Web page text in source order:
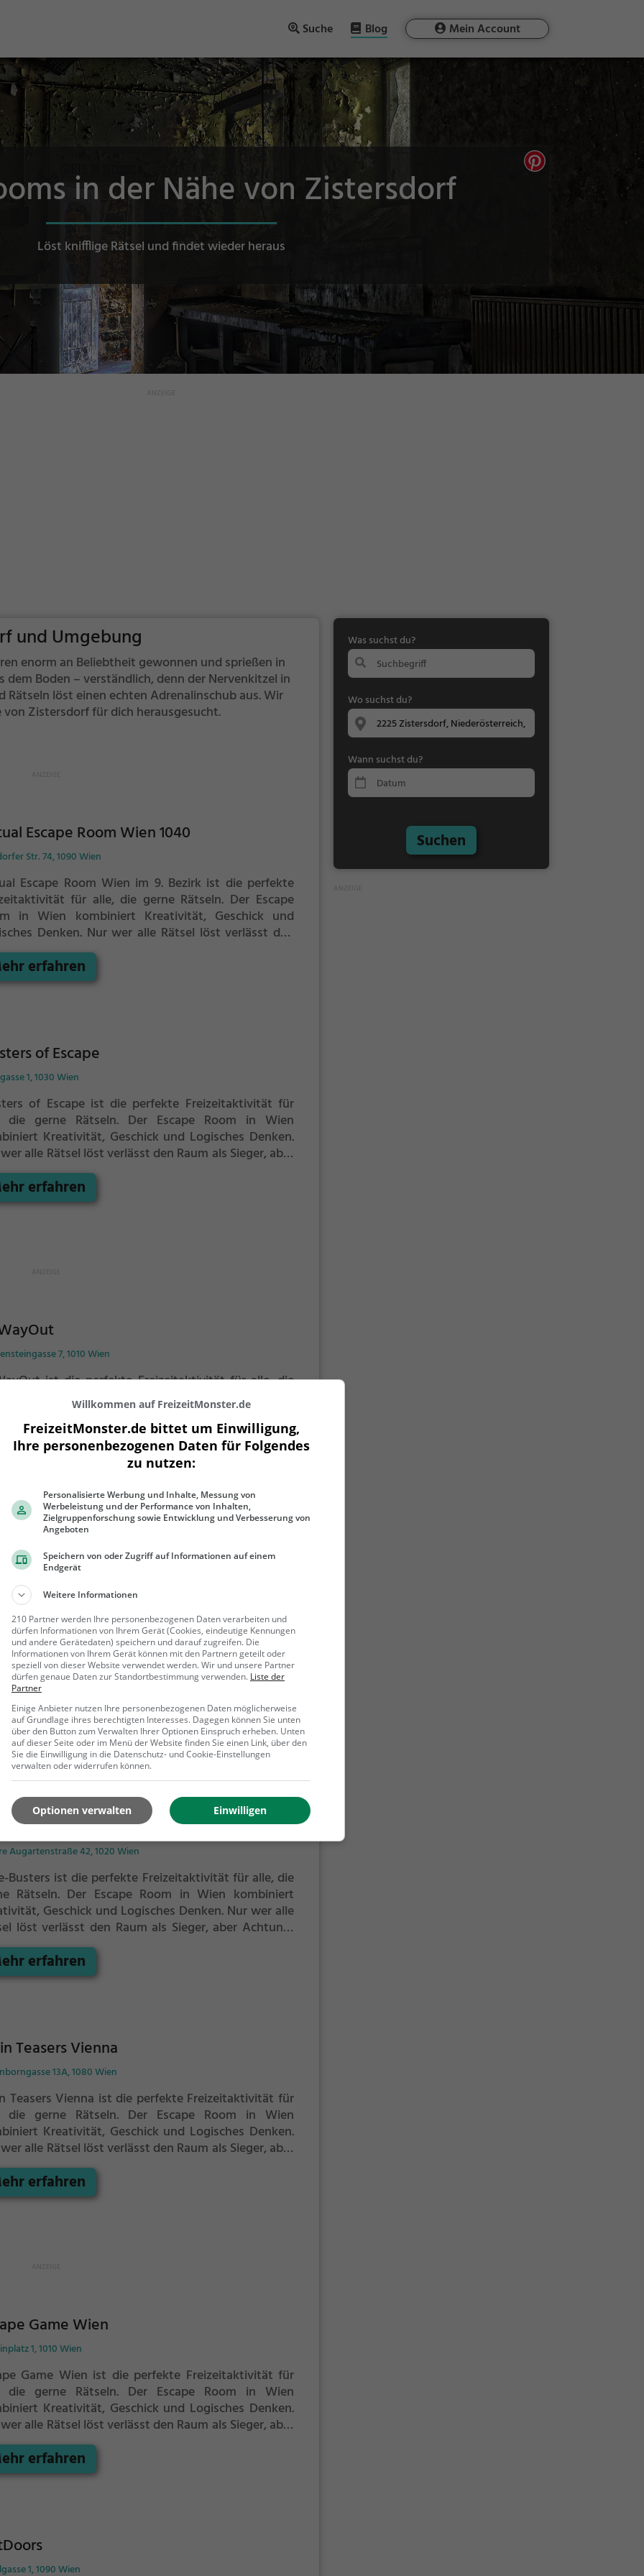
Suche Blog Mein Account
in der Nähe von Zistersdorf
Löst knifflige Rätsel und findet wieder heraus
und Umgebung
enorm an Beliebtheit gewonnen und sprießen in
Boden – verständlich, denn der Nervenkitzel in
löst einen echten Adrenalinschub aus. Wir
von Zistersdorf für dich herausgesucht.
Escape Room Wien 1040
Str. 74, 1090 Wien
Escape Room Wien im 9. Bezirk ist die perfekte
für alle, die gerne Rätseln. Der Escape
in Wien kombiniert Kreativität, Geschick und
Denken. Nur wer alle Rätsel löst verlässt den
als Sieger, aber Achtung: nur als Team könnt ihr
Im Escape Room ist für Einzelkämpfer kein
Nur wer als Gruppe zusammenarbeitet und seine
erfahren
of Escape
1, 1030 Wien
of Escape ist die perfekte Freizeitaktivität für
die gerne Rätseln. Der Escape Room in Wien
Kreativität, Geschick und Logisches Denken.
alle Rätsel löst verlässt den Raum als Sieger, aber
nur als Team könnt ihr gewinnen. Im Escape
ist für Einzelkämpfer kein Platz. Nur wer als Gruppe
und seine Fähigkeiten kombiniert
erfahren
7, 1010 Wien
ist die perfekte Freizeitaktivität für alle, die
Der Escape Room in Wien kombiniert
Geschick und Logisches Denken. Nur wer alle
löst verlässt den Raum als Sieger, aber Achtung:
als Team könnt ihr gewinnen. Im Escape Room ist für
kein Platz. Nur wer als Gruppe
das Rätsel lösen.
The Room
Gürtel 20, 1080 Wien
The Room ist die perfekte Freizeitaktivität für alle,
gerne Rätseln. Der Escape Room in Wien kombiniert
Geschick und Logisches Denken. Nur wer alle
löst verlässt den Raum als Sieger, aber Achtung:
als Team könnt ihr gewinnen. Im Escape Room ist für
kein Platz. Nur wer als Gruppe
und seine Fähigkeiten kombiniert
das Rätsel lösen.
Mehr erfahren
Busters
Augartenstraße 42, 1020 Wien
Busters ist die perfekte Freizeitaktivität für alle, die
Rätseln. Der Escape Room in Wien kombiniert
Geschick und Logisches Denken. Nur wer alle
löst verlässt den Raum als Sieger, aber Achtung:
Team könnt ihr gewinnen. Im Escape Room ist für
kein Platz. Nur wer als Gruppe
und seine Fähigkeiten kombiniert
erfahren
Teasers Vienna
13A, 1080 Wien
Teasers Vienna ist die perfekte Freizeitaktivität für
die gerne Rätseln. Der Escape Room in Wien
Kreativität, Geschick und Logisches Denken.
alle Rätsel löst verlässt den Raum als Sieger, aber
nur als Team könnt ihr gewinnen. Im Escape
ist für Einzelkämpfer kein Platz. Nur wer als Gruppe
und seine Fähigkeiten kombiniert
erfahren
Game Wien
1, 1010 Wien
Game Wien ist die perfekte Freizeitaktivität für
die gerne Rätseln. Der Escape Room in Wien
Kreativität, Geschick und Logisches Denken.
alle Rätsel löst verlässt den Raum als Sieger, aber
nur als Team könnt ihr gewinnen. Im Escape
ist für Einzelkämpfer kein Platz. Nur wer als Gruppe
und seine Fähigkeiten kombiniert
erfahren
1, 1090 Wien
Was suchst du?
Wo suchst du?
Wann suchst du?
Suchen
Willkommen auf FreizeitMonster.de
FreizeitMonster.de bittet um Einwilligung,
Ihre personenbezogenen Daten für Folgendes
zu nutzen:
Personalisierte Werbung und Inhalte, Messung von
Werbeleistung und der Performance von Inhalten,
Zielgruppenforschung sowie Entwicklung und Verbesserung von
Angeboten
Speichern von oder Zugriff auf Informationen auf einem
Endgerät
Weitere Informationen
210 Partner werden Ihre personenbezogenen Daten verarbeiten und
dürfen Informationen von Ihrem Gerät (Cookies, eindeutige Kennungen
und andere Gerätedaten) speichern und darauf zugreifen. Die
Informationen von Ihrem Gerät können mit den Partnern geteilt oder
speziell von dieser Website verwendet werden. Wir und unsere Partner
dürfen genaue Daten zur Standortbestimmung verwenden. Liste der
Partner
Einige Anbieter nutzen Ihre personenbezogenen Daten möglicherweise
auf Grundlage ihres berechtigten Interesses. Dagegen können Sie unten
über den Button zum Verwalten Ihrer Optionen Einspruch erheben. Unten
auf dieser Seite oder im Menü der Website finden Sie einen Link, über den
Sie die Einwilligung in die Datenschutz- und Cookie-Einstellungen
verwalten oder widerrufen können.
Einwilligen
Optionen verwalten